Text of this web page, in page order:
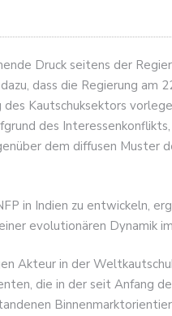
Druck seitens der
dass die Regierung am
Kautschuksektors
des
dem diffusen Muster
in Indien zu entwickeln,
evolutionären Dynamik
Akteur in der
die in der seit Anfang